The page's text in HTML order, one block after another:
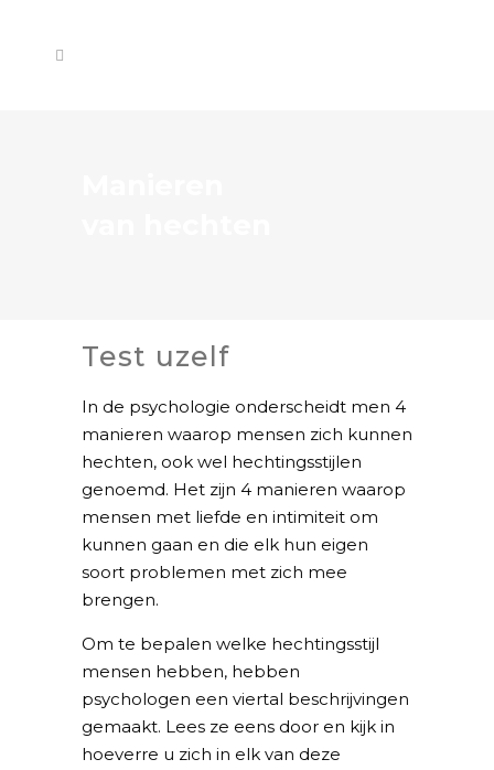
Test uzelf
In de psychologie onderscheidt men 4
manieren waarop mensen zich kunnen
hechten, ook wel hechtingsstijlen
genoemd. Het zijn 4 manieren waarop
mensen met liefde en intimiteit om
kunnen gaan en die elk hun eigen
soort problemen met zich mee
brengen.
Om te bepalen welke hechtingsstijl
mensen hebben, hebben
psychologen een viertal beschrijvingen
gemaakt. Lees ze eens door en kijk in
hoeverre u zich in elk van deze